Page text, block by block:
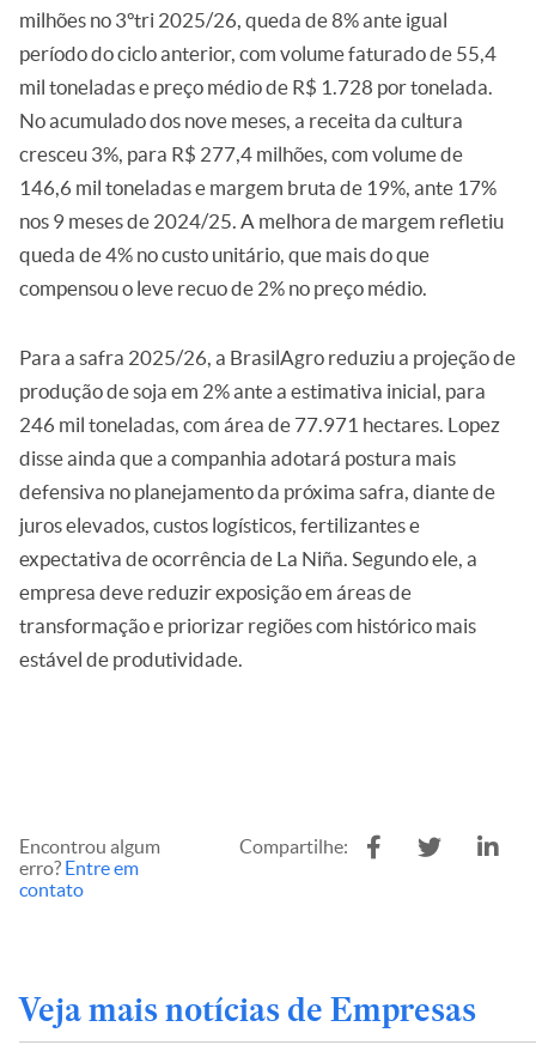
milhões no 3ºtri 2025/26, queda de 8% ante igual
período do ciclo anterior, com volume faturado de 55,4
mil toneladas e preço médio de R$ 1.728 por tonelada.
No acumulado dos nove meses, a receita da cultura
cresceu 3%, para R$ 277,4 milhões, com volume de
146,6 mil toneladas e margem bruta de 19%, ante 17%
nos 9 meses de 2024/25. A melhora de margem refletiu
queda de 4% no custo unitário, que mais do que
compensou o leve recuo de 2% no preço médio.
Para a safra 2025/26, a BrasilAgro reduziu a projeção de
produção de soja em 2% ante a estimativa inicial, para
246 mil toneladas, com área de 77.971 hectares. Lopez
disse ainda que a companhia adotará postura mais
defensiva no planejamento da próxima safra, diante de
juros elevados, custos logísticos, fertilizantes e
expectativa de ocorrência de La Niña. Segundo ele, a
empresa deve reduzir exposição em áreas de
transformação e priorizar regiões com histórico mais
estável de produtividade.
Encontrou algum
erro? Entre em
contato
Compartilhe:
Veja mais notícias de Empresas